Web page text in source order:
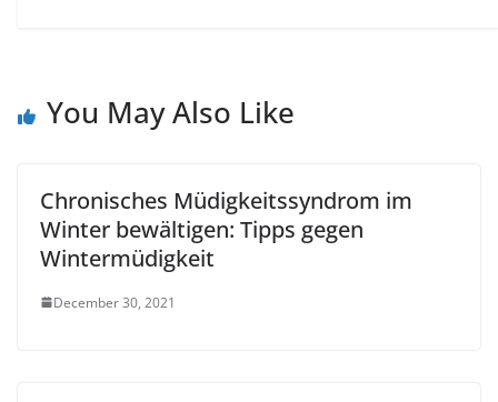
You May Also Like
Chronisches Müdigkeitssyndrom im
Winter bewältigen: Tipps gegen
Wintermüdigkeit
December 30, 2021